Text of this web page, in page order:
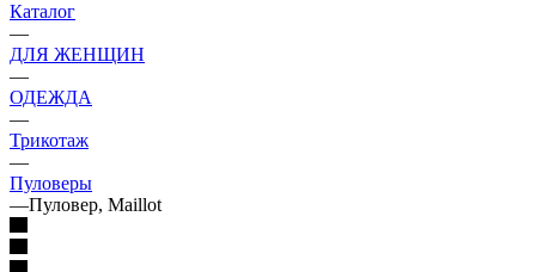
Каталог
—
ДЛЯ ЖЕНЩИН
—
ОДЕЖДА
—
Трикотаж
—
Пуловеры
—Пуловер, Maillot